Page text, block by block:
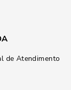
de Atendimento